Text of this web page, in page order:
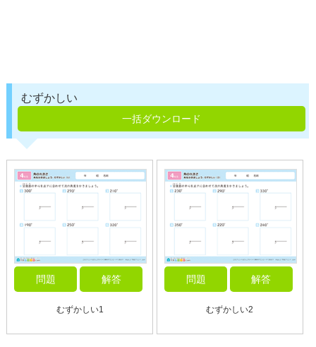
むずかしい
一括ダウンロード
問題 解答
むずかしい1
問題 解答
むずかしい2